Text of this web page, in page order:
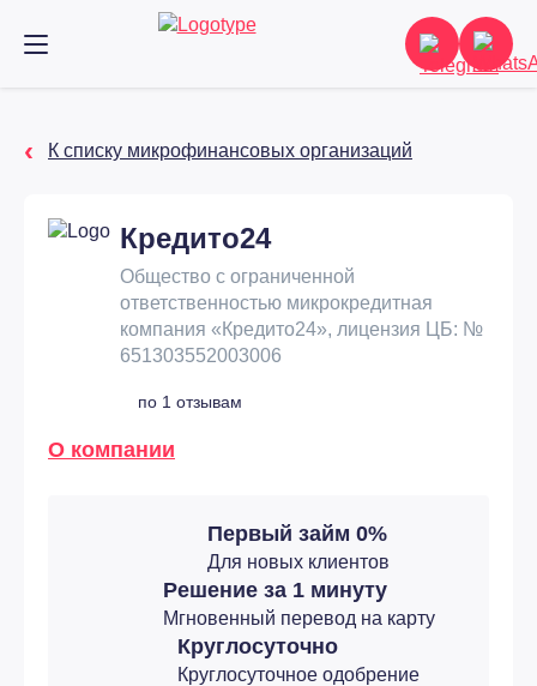
К списку микрофинансовых организаций
Кредито24
Общество с ограниченной
ответственностью микрокредитная
компания «Кредито24», лицензия ЦБ: №
651303552003006
по 1 отзывам
О компании
Первый займ 0%
Для новых клиентов
Решение за 1 минуту
Мгновенный перевод на карту
Круглосуточно
Круглосуточное одобрение